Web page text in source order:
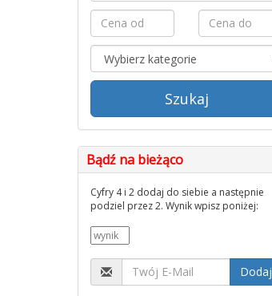
Szukaj
Bądź na bieżąco
Cyfry 4 i 2 dodaj do siebie a następnie
podziel przez 2. Wynik wpisz poniżej:
Dodaj